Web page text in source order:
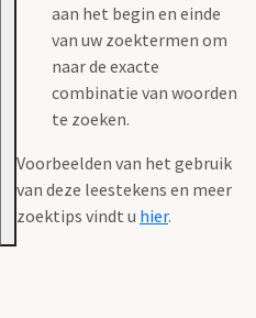
aan het begin en einde
van uw zoektermen om
naar de exacte
combinatie van woorden
te zoeken.
Voorbeelden van het gebruik
van deze leestekens en meer
zoektips vindt u hier.